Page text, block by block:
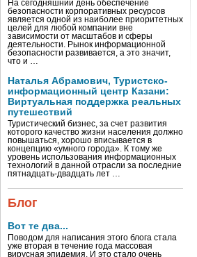
На сегодняшний день обеспечение
безопасности корпоративных ресурсов
является одной из наиболее приоритетных
целей для любой компании вне
зависимости от масштабов и сферы
деятельности. Рынок информационной
безопасности развивается, а это значит,
что и …
Наталья Абрамович, Туристско-
информационный центр Казани:
Виртуальная поддержка реальных
путешествий
Туристический бизнес, за счет развития
которого качество жизни населения должно
повышаться, хорошо вписывается в
концепцию «умного города». К тому же
уровень использования информационных
технологий в данной отрасли за последние
пятнадцать-двадцать лет …
Блог
Вот те два...
Поводом для написания этого блога стала
уже вторая в течение года массовая
вирусная эпидемия. И это стало очень